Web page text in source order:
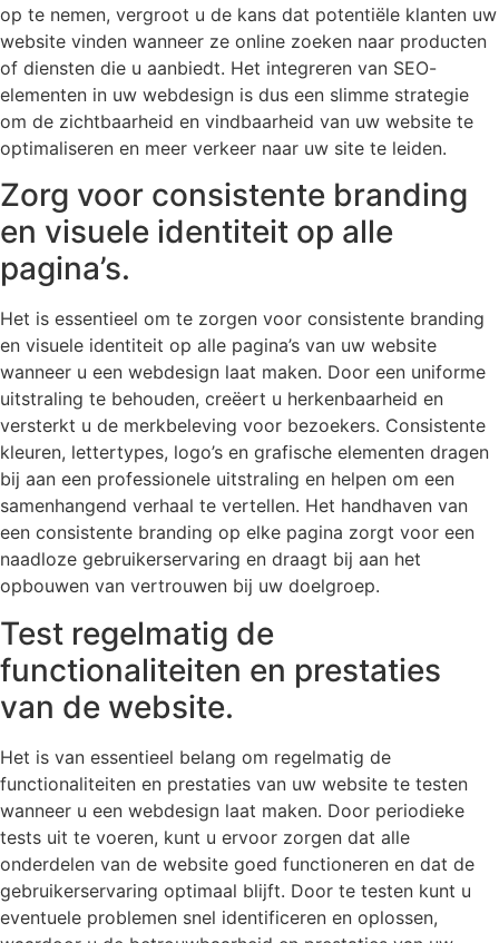
op te nemen, vergroot u de kans dat potentiële klanten uw
website vinden wanneer ze online zoeken naar producten
of diensten die u aanbiedt. Het integreren van SEO-
elementen in uw webdesign is dus een slimme strategie
om de zichtbaarheid en vindbaarheid van uw website te
optimaliseren en meer verkeer naar uw site te leiden.
Zorg voor consistente branding
en visuele identiteit op alle
pagina’s.
Het is essentieel om te zorgen voor consistente branding
en visuele identiteit op alle pagina’s van uw website
wanneer u een webdesign laat maken. Door een uniforme
uitstraling te behouden, creëert u herkenbaarheid en
versterkt u de merkbeleving voor bezoekers. Consistente
kleuren, lettertypes, logo’s en grafische elementen dragen
bij aan een professionele uitstraling en helpen om een
samenhangend verhaal te vertellen. Het handhaven van
een consistente branding op elke pagina zorgt voor een
naadloze gebruikerservaring en draagt bij aan het
opbouwen van vertrouwen bij uw doelgroep.
Test regelmatig de
functionaliteiten en prestaties
van de website.
Het is van essentieel belang om regelmatig de
functionaliteiten en prestaties van uw website te testen
wanneer u een webdesign laat maken. Door periodieke
tests uit te voeren, kunt u ervoor zorgen dat alle
onderdelen van de website goed functioneren en dat de
gebruikerservaring optimaal blijft. Door te testen kunt u
eventuele problemen snel identificeren en oplossen,